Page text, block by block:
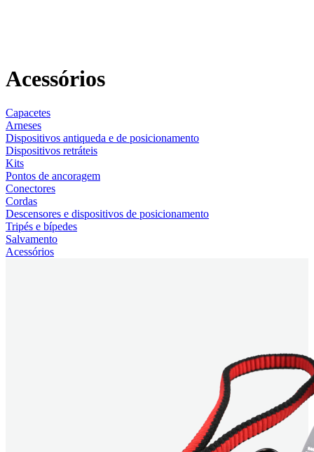
Acessórios
Capacetes
Arneses
Dispositivos antiqueda e de posicionamento
Dispositivos retráteis
Kits
Pontos de ancoragem
Conectores
Cordas
Descensores e dispositivos de posicionamento
Tripés e bípedes
Salvamento
Acessórios